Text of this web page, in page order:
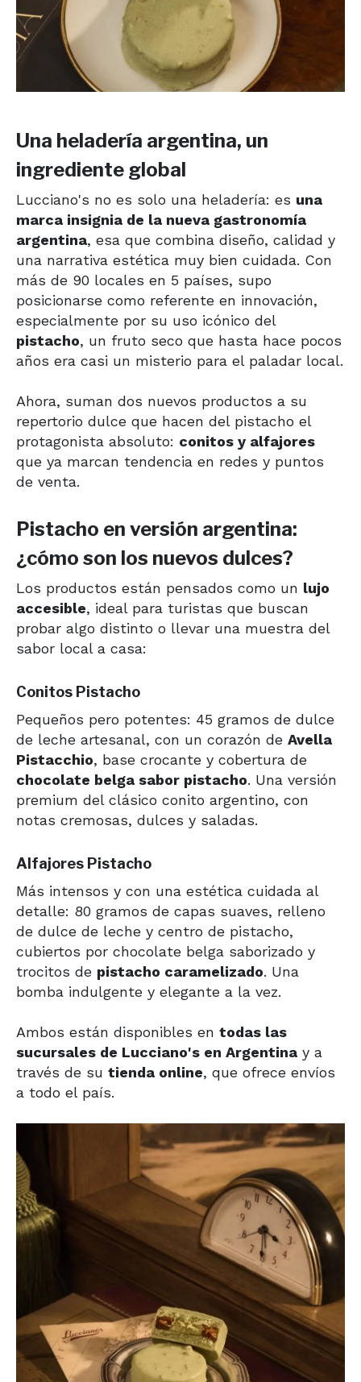
Una heladería argentina, un
ingrediente global
Lucciano's no es solo una heladería: es una
marca insignia de la nueva gastronomía
argentina, esa que combina diseño, calidad y
una narrativa estética muy bien cuidada. Con
más de 90 locales en 5 países, supo
posicionarse como referente en innovación,
especialmente por su uso icónico del
pistacho, un fruto seco que hasta hace pocos
años era casi un misterio para el paladar local.
Ahora, suman dos nuevos productos a su
repertorio dulce que hacen del pistacho el
protagonista absoluto: conitos y alfajores
que ya marcan tendencia en redes y puntos
de venta.
Pistacho en versión argentina:
¿cómo son los nuevos dulces?
Los productos están pensados como un lujo
accesible, ideal para turistas que buscan
probar algo distinto o llevar una muestra del
sabor local a casa:
Conitos Pistacho
Pequeños pero potentes: 45 gramos de dulce
de leche artesanal, con un corazón de Avella
Pistacchio, base crocante y cobertura de
chocolate belga sabor pistacho. Una versión
premium del clásico conito argentino, con
notas cremosas, dulces y saladas.
Alfajores Pistacho
Más intensos y con una estética cuidada al
detalle: 80 gramos de capas suaves, relleno
de dulce de leche y centro de pistacho,
cubiertos por chocolate belga saborizado y
trocitos de pistacho caramelizado. Una
bomba indulgente y elegante a la vez.
Ambos están disponibles en todas las
sucursales de Lucciano's en Argentina y a
través de su tienda online, que ofrece envíos
a todo el país.